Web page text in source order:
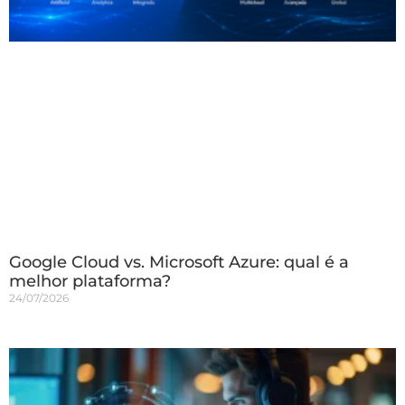
Google Cloud vs. Microsoft Azure: qual é a
melhor plataforma?
24/07/2026